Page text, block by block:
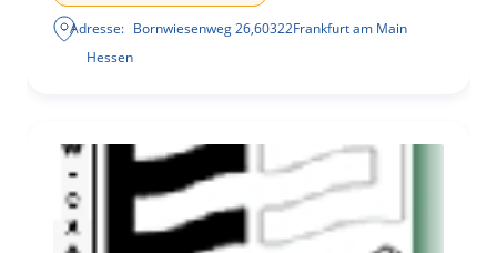
Adresse: Bornwiesenweg 26,60322Frankfurt am Main
Hessen